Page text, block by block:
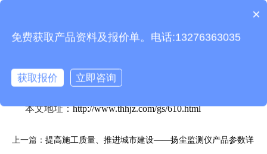
≥50h，总重量≤5kg；安卓APP支持历史数据查看、分析、导
出表格，支持曲线展示、单数据点查看等功能。
本文地址：http://www.thhjz.com/gs/610.html
上一篇： 提高施工质量、推进城市建设——扬尘监测仪产品参数详
产品包含安装吗？
×
免费获取产品资料及报价单。电话:13276363035
获取报价 立即咨询